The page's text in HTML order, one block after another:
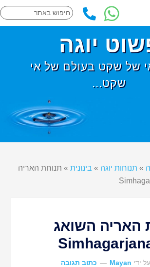
יוגה
של שקט בעולם של אי
שקט...
» תנוחות יוגה » בינונית » תנוחת האריה
האריה השואג
על ידי Mayan כתוב תגובה